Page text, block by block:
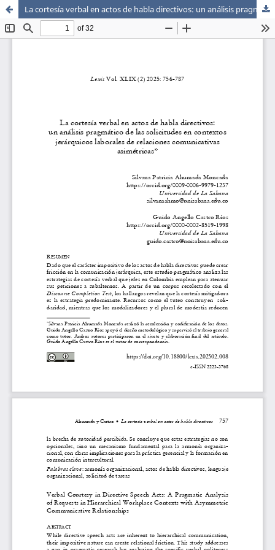
La cortesía verbal en actos de habla directivos: un análisis pragmático de las solicitudes en contextos jerárquicos laborales de relaciones comunicativas asimétricas